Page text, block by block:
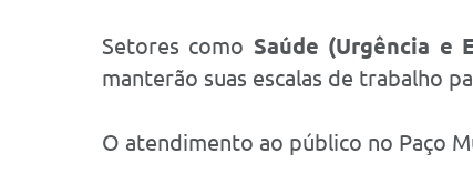
Setores como Saúde (Urgência e
manterão suas escalas de trabalho
O atendimento ao público no Paço